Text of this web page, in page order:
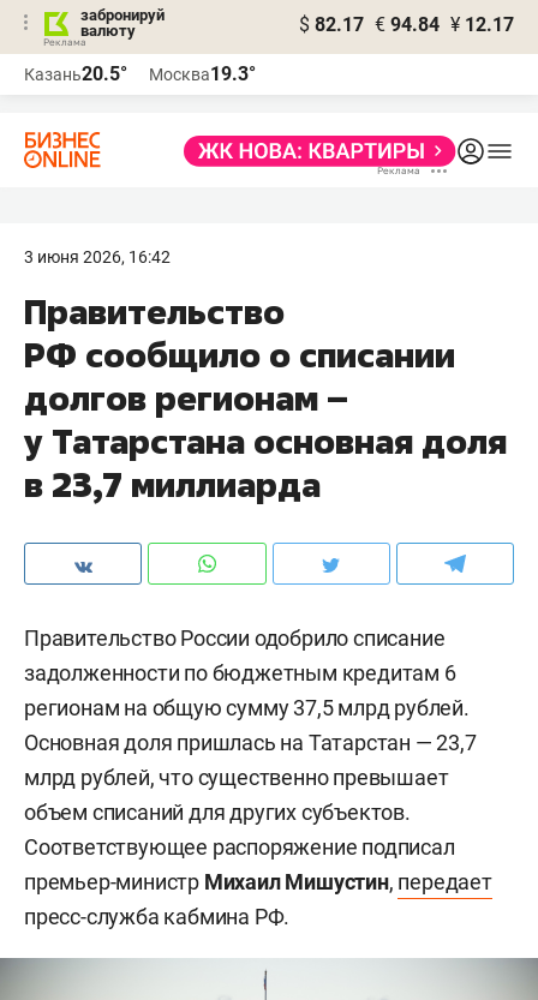
забронируй
валюту
$ 82.17 € 94.84 ¥ 12.17
Казань20.5° Москва19.3°
3 июня 2026, 16:42
Правительство
РФ сообщило о списании
долгов регионам –
у Татарстана основная доля
в 23,7 миллиарда
Правительство России одобрило списание
задолженности по бюджетным кредитам 6
регионам на общую сумму 37,5 млрд рублей.
Основная доля пришлась на Татарстан — 23,7
млрд рублей, что существенно превышает
объем списаний для других субъектов.
Соответствующее распоряжение подписал
премьер-министр Михаил Мишустин, передает
пресс-служба кабмина РФ.